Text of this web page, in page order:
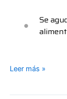
Se
Leer más »